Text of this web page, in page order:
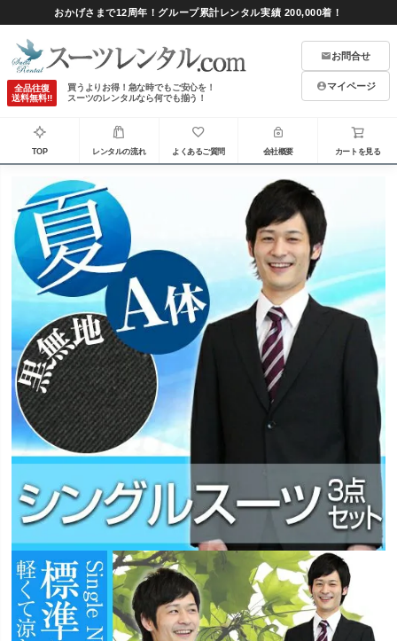
おかげさまで12周年！グループ累計レンタル実績 200,000着！
全品往復
送料無料!!
買うよりお得！急な時でもご安心を！
スーツのレンタルなら何でも揃う！
お問合せ
マイページ
TOP レンタルの流れ よくあるご質問 会社概要 カートを見る